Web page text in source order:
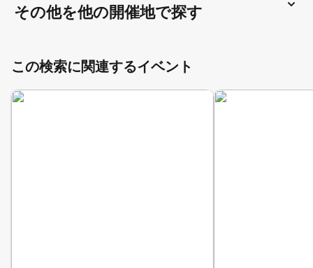
その他を他の開催地で探す
この検索に関連するイベント